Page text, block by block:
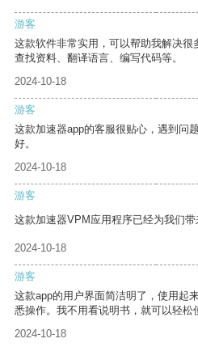
游客
这款软件非常实用，可以帮助我解决
查找资料、翻译语言、编写代码等。
2024-10-18
游客
这款加速器app的客服很贴心，遇到问
好。
2024-10-18
游客
这款加速器VPM应用程序已经为我们带
2024-10-18
游客
这款app的用户界面简洁明了，使用起
悉操作。我不用看说明书，就可以轻松
2024-10-18